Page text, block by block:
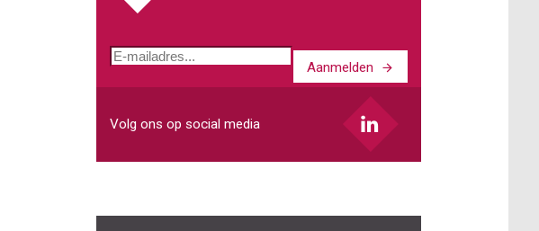
E-
Aanmelden
Volg ons op social media